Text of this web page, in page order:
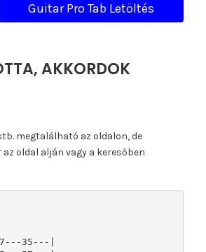
Guitar Pro Tab Letöltés
AKKORDOK
megtalálható az oldalon, de
oldal alján vagy a keresőben